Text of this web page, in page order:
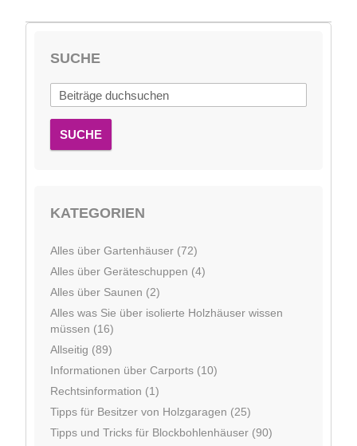
SUCHE
SUCHE
KATEGORIEN
Alles über Gartenhäuser (72)
Alles über Geräteschuppen (4)
Alles über Saunen (2)
Alles was Sie über isolierte Holzhäuser wissen
müssen (16)
Allseitig (89)
Informationen über Carports (10)
Rechtsinformation (1)
Tipps für Besitzer von Holzgaragen (25)
Tipps und Tricks für Blockbohlenhäuser (90)